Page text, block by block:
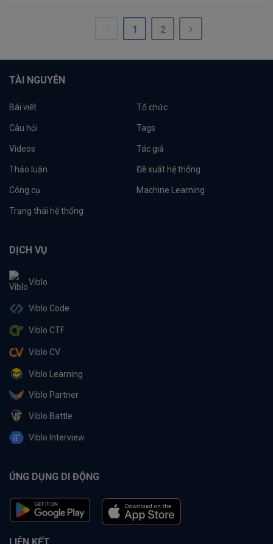
1 2
TÀI NGUYÊN
Bài viết Tổ chức
Câu hỏi Tags
Videos Tác giả
Thảo luận Đề xuất hệ thống
Công cụ Machine Learning
Trạng thái hệ thống
DỊCH VỤ
Viblo
Viblo Code
Viblo CTF
Viblo CV
Viblo Learning
Viblo Partner
Viblo Battle
Viblo Interview
ỨNG DỤNG DI ĐỘNG